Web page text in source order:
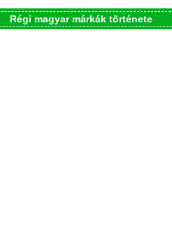
Régi magyar márkák története